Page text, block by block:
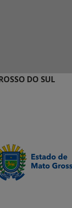
DO SUL